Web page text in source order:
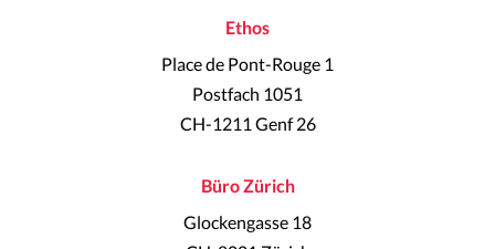
Ethos
Place de Pont-Rouge 1
Postfach 1051
CH-1211 Genf 26
Büro Zürich
Glockengasse 18